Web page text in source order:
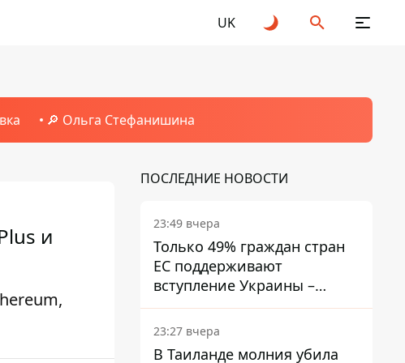
UK
🔎 Ольга Стефанишина
и
ПОСЛЕДНИЕ НОВОСТИ
23:49 вчера
Только 49% граждан стран
ЕС поддерживают
вступление Украины –
результаты опроса
23:27 вчера
В Таиланде молния убила